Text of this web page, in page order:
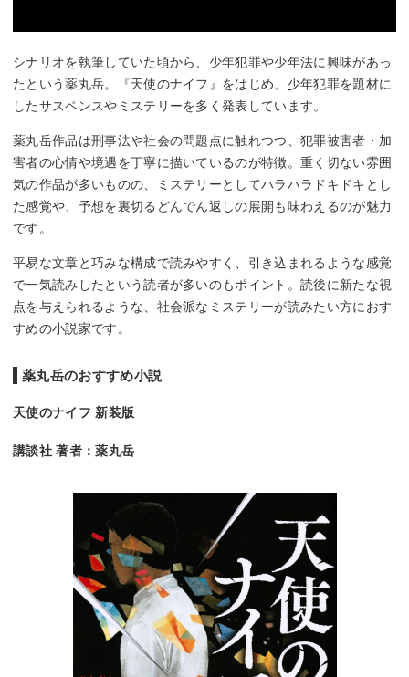
シナリオを執筆していた頃から、少年犯罪や少年法に興味があっ
たという薬丸岳。『天使のナイフ』をはじめ、少年犯罪を題材に
したサスペンスやミステリーを多く発表しています。
薬丸岳作品は刑事法や社会の問題点に触れつつ、犯罪被害者・加
害者の心情や境遇を丁寧に描いているのが特徴。重く切ない雰囲
気の作品が多いものの、ミステリーとしてハラハラドキドキとし
た感覚や、予想を裏切るどんでん返しの展開も味わえるのが魅力
です。
平易な文章と巧みな構成で読みやすく、引き込まれるような感覚
で一気読みしたという読者が多いのもポイント。読後に新たな視
点を与えられるような、社会派なミステリーが読みたい方におす
すめの小説家です。
薬丸岳のおすすめ小説
天使のナイフ 新装版
講談社 著者：薬丸岳